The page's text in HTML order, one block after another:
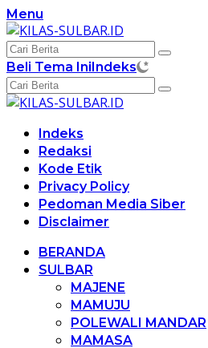
Langsung
ke
konten
Menu
Beli Tema IniIndeks
Indeks
Redaksi
Kode Etik
Privacy Policy
Pedoman Media Siber
Disclaimer
BERANDA
SULBAR
MAJENE
MAMUJU
POLEWALI MANDAR
MAMASA